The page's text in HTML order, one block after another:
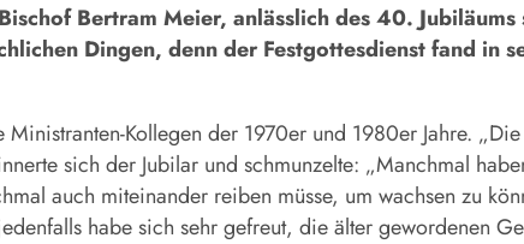
Bertram Meier, anlässlich des 40. Jubiläums
Dingen, denn der Festgottesdienst fand in
Kollegen der 1970er und 1980er Jahre.
sich der Jubilar und schmunzelte: „Manchmal
auch miteinander reiben müsse, um wachsen zu
habe sich sehr gefreut, die älter gewordenen